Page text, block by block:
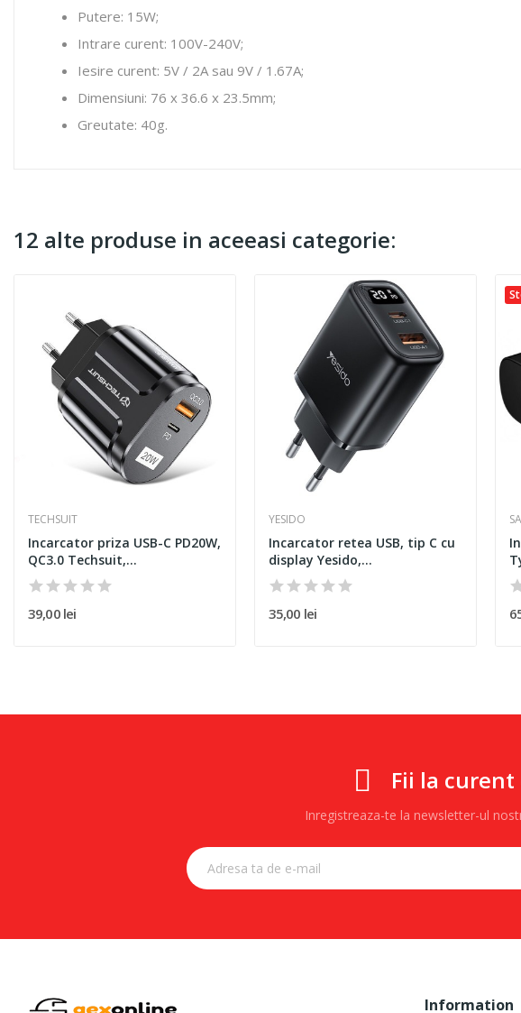
Putere: 15W;
Intrare curent: 100V-240V;
Iesire curent: 5V / 2A sau 9V / 1.67A;
Dimensiuni: 76 x 36.6 x 23.5mm;
Greutate: 40g.
12 alte produse in aceeasi categorie:
TECHSUIT
Incarcator priza USB-C PD20W,
QC3.0 Techsuit,...
39,00 lei
YESIDO
Incarcator retea USB, tip C cu
display Yesido,...
35,00 lei
Fii la
Inregistreaza-te la newsletter-ul
Information